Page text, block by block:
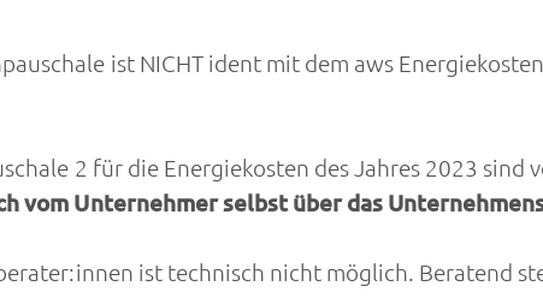
ist NICHT ident mit dem aws
2 für die Energiekosten des Jahres 2023 sind
vom Unternehmer selbst über das
ist technisch nicht möglich. Beratend